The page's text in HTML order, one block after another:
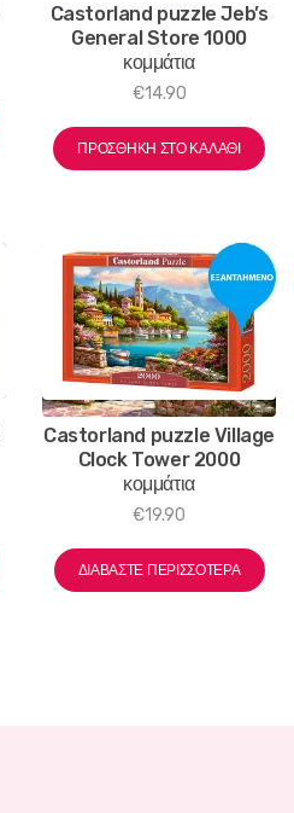
Castorland puzzle Jeb’s
General Store 1000
κομμάτια
€14.90
ΠΡΟΣΘΉΚΗ ΣΤΟ ΚΑΛΆΘΙ
Castorland puzzle Village
Clock Tower 2000
κομμάτια
€19.90
ΔΙΑΒΆΣΤΕ ΠΕΡΙΣΣΌΤΕΡΑ